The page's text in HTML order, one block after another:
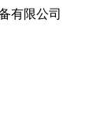
有限公司